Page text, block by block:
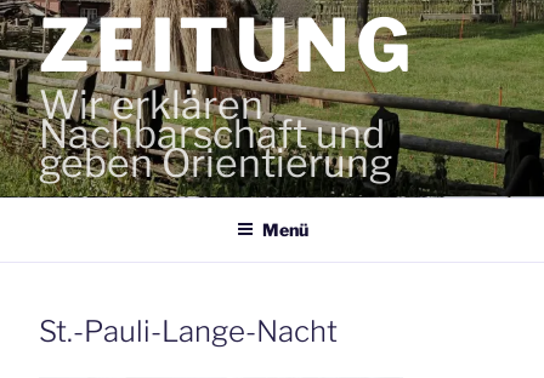
ZEITUNG
Wir erklären
Nachbarschaft und
geben Orientierung
Menü
St.-Pauli-Lange-Nacht